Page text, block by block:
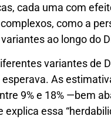
cada uma com
como a
ao longo do
variantes de
As
9% e 18% —bem
essa